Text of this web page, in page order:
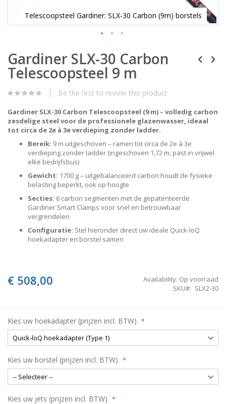
Telescoopsteel Gardiner: SLX-30 Carbon (9m) borstels
to
the
beginning
the
gallery
Gardiner SLX-30 Carbon
Telescoopsteel 9 m
Be the first to review this product
Gardiner SLX-30 Carbon Telescoopsteel (9 m) – volledig carbon
zesdelige steel voor de professionele glazenwasser, ideaal
tot circa de 2e à 3e verdieping zonder ladder.
Bereik: 9 m uitgeschoven – ramen tot circa de 2e à 3e
verdieping zonder ladder (ingeschoven 1,72 m, past in vrijwel
elke bedrijfsbus)
Gewicht: 1700 g – uitgebalanceerd carbon houdt de fysieke
belasting beperkt, ook op hoogte
Secties: 6 carbon segmenten met de gepatenteerde
Gardiner Smart Clamps voor snel en betrouwbaar
vergrendelen
Configuratie: Stel hieronder direct uw ideale Quick-loQ
hoekadapter en borstel samen
€ 508,00 Availability: Op voorraad
SKU
SLX2-30
Kies uw hoekadapter (prijzen incl. BTW)
Kies uw borstel (prijzen incl. BTW)
Kies uw jets (prijzen incl. BTW)